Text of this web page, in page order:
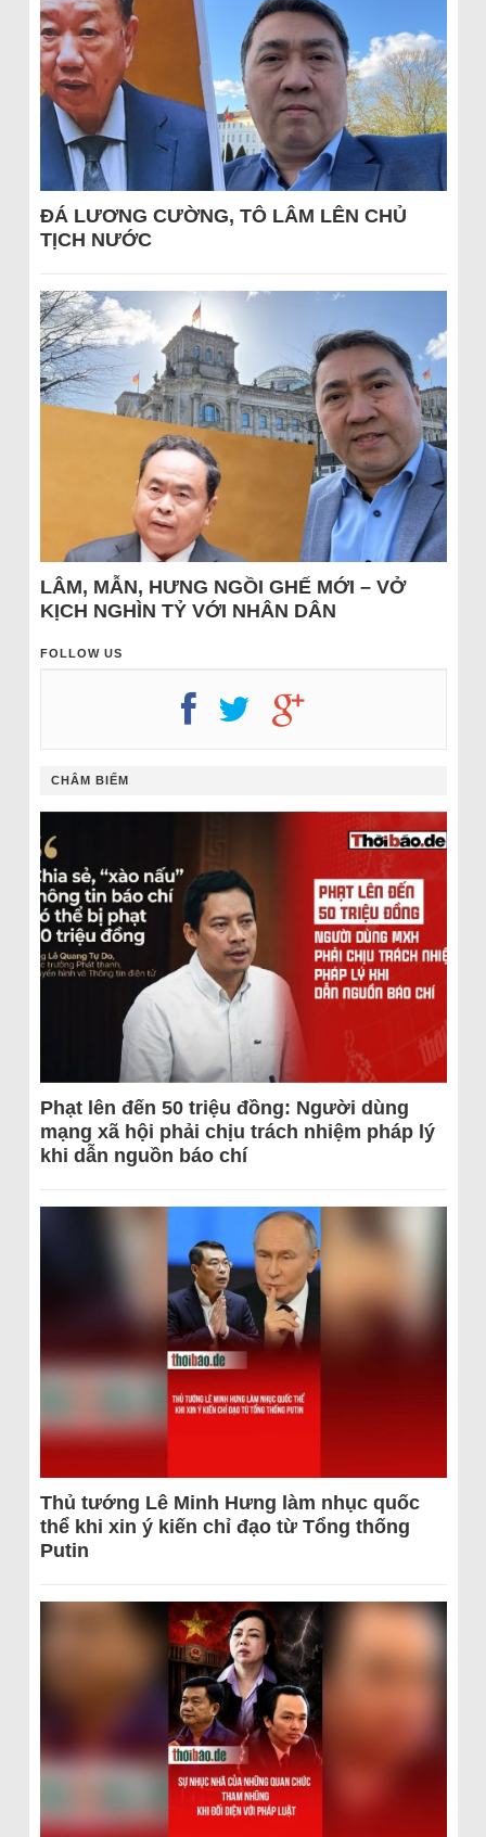
ĐÁ LƯƠNG CƯỜNG, TÔ LÂM LÊN CHỦ
TỊCH NƯỚC
LÂM, MẪN, HƯNG NGỒI GHẾ MỚI – VỞ
KỊCH NGHÌN TỶ VỚI NHÂN DÂN
FOLLOW US
CHÂM BIẾM
Phạt lên đến 50 triệu đồng: Người dùng
mạng xã hội phải chịu trách nhiệm pháp lý
khi dẫn nguồn báo chí
Thủ tướng Lê Minh Hưng làm nhục quốc
thể khi xin ý kiến chỉ đạo từ Tổng thống
Putin